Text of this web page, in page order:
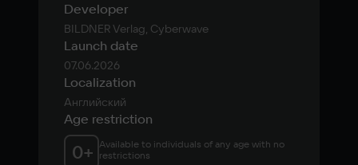
Developer
BILDNER Verlag, Cyberwave
Launch date
07.06.2026
Localization
Английский
Age restriction
0+ Available to individuals of any age with no
restrictions